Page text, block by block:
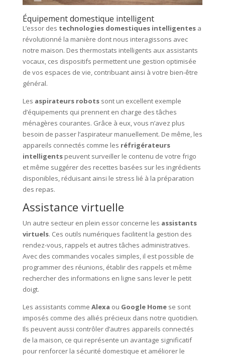
Équipement domestique intelligent
L’essor des technologies domestiques intelligentesa
révolutionné la manière dont nous interagissons avec
notre maison. Des thermostats intelligents aux assistants
vocaux, ces dispositifs permettent une gestion optimisée
de vos espaces de vie, contribuant ainsi à votre bien-être
général.
Les aspirateurs robotssont un excellent exemple
d’équipements qui prennent en charge des tâches
ménagères courantes. Grâce à eux, vous n’avez plus
besoin de passer l’aspirateur manuellement. De même, les
appareils connectés comme les réfrigérateurs
intelligentspeuvent surveiller le contenu de votre frigo
et même suggérer des recettes basées sur les ingrédients
disponibles, réduisant ainsi le stress lié à la préparation
des repas.
Assistance virtuelle
Un autre secteur en plein essor concerne les assistants
virtuels. Ces outils numériques facilitent la gestion des
rendez-vous, rappels et autres tâches administratives.
Avec des commandes vocales simples, il est possible de
programmer des réunions, établir des rappels et même
rechercher des informations en ligne sans lever le petit
doigt.
Les assistants comme Alexa ou Google Homese sont
imposés comme des alliés précieux dans notre quotidien.
Ils peuvent aussi contrôler d’autres appareils connectés
de la maison, ce qui représente un avantage significatif
pour renforcer la sécurité domestique et améliorer le